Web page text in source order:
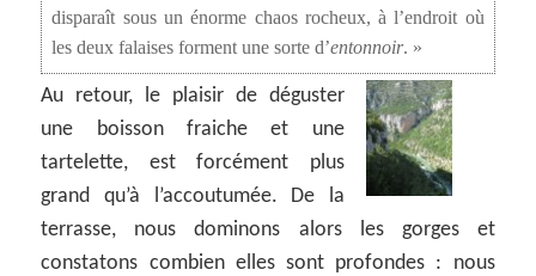
disparaît sous un énorme chaos rocheux, à l’endroit où
les deux falaises forment une sorte d’entonnoir. »
Au retour, le plaisir de déguster
une boisson fraiche et une
tartelette, est forcément plus
grand qu’à l’accoutumée. De la
terrasse, nous dominons alors les gorges et
constatons combien elles sont profondes : nous